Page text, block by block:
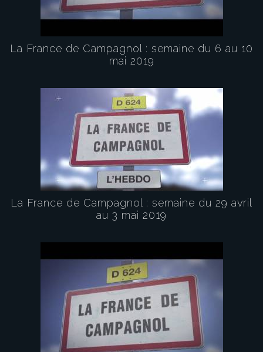
La France de Campagnol : semaine du 6 au 10
mai 2019
La France de Campagnol : semaine du 29 avril
au 3 mai 2019